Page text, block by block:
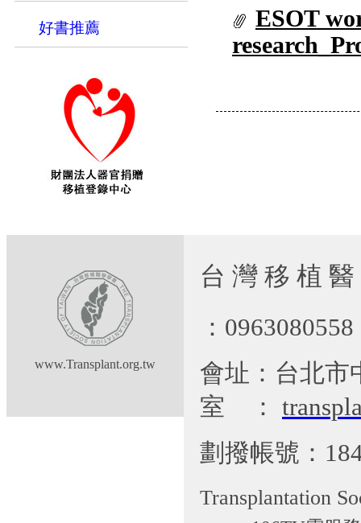
好書推薦
ESOT
www.Transplant.org.tw
台 灣 移 植
：
會址：台北市
室
：
劃撥帳號：
Transplantation